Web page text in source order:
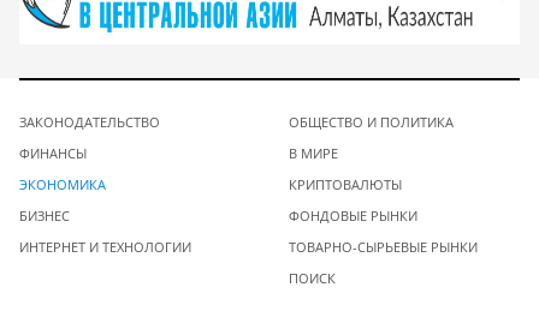
ЗАКОНОДАТЕЛЬСТВО
ФИНАНСЫ
ЭКОНОМИКА
БИЗНЕС
ИНТЕРНЕТ И ТЕХНОЛОГИИ
ОБЩЕСТВО И ПОЛИТИКА
В МИРЕ
КРИПТОВАЛЮТЫ
ФОНДОВЫЕ РЫНКИ
ТОВАРНО-СЫРЬЕВЫЕ РЫНКИ
ПОИСК